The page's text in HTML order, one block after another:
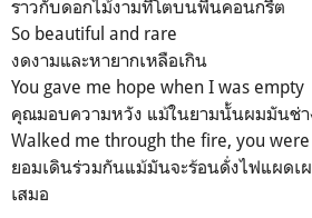
ราวกับดอกไม้งามที่โตบนพื้นคอนกรีต
So beautiful and rare
งดงามและหายากเหลือเกิน
You gave me hope when I was empty
คุณมอบความหวัง แม้ในยามนั้นผมมันช่า
Walked me through the fire, you
ยอมเดินร่วมกันแม้มันจะร้อนดั่งไฟแผดเ
เสมอ